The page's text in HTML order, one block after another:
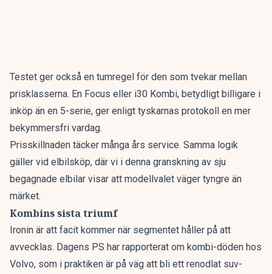
Testet ger också en tumregel för den som tvekar mellan
prisklasserna. En Focus eller i30 Kombi, betydligt billigare i
inköp än en 5-serie, ger enligt tyskarnas protokoll en mer
bekymmersfri vardag.
Prisskillnaden täcker många års service. Samma logik
gäller vid elbilsköp, där vi i denna granskning av sju
begagnade elbilar visar att modellvalet väger tyngre än
märket.
Kombins sista triumf
Ironin är att facit kommer när segmentet håller på att
avvecklas. Dagens PS har rapporterat om kombi-döden hos
Volvo, som i praktiken är på väg att bli ett renodlat suv-